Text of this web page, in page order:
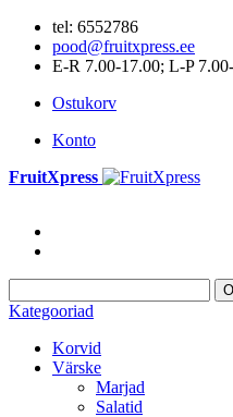
tel: 6552786
pood@fruitxpress.ee
E-R 7.00-17.00; L-P
Ostukorv
Konto
FruitXpress
Kategooriad
Korvid
Värske
Marjad
Salatid